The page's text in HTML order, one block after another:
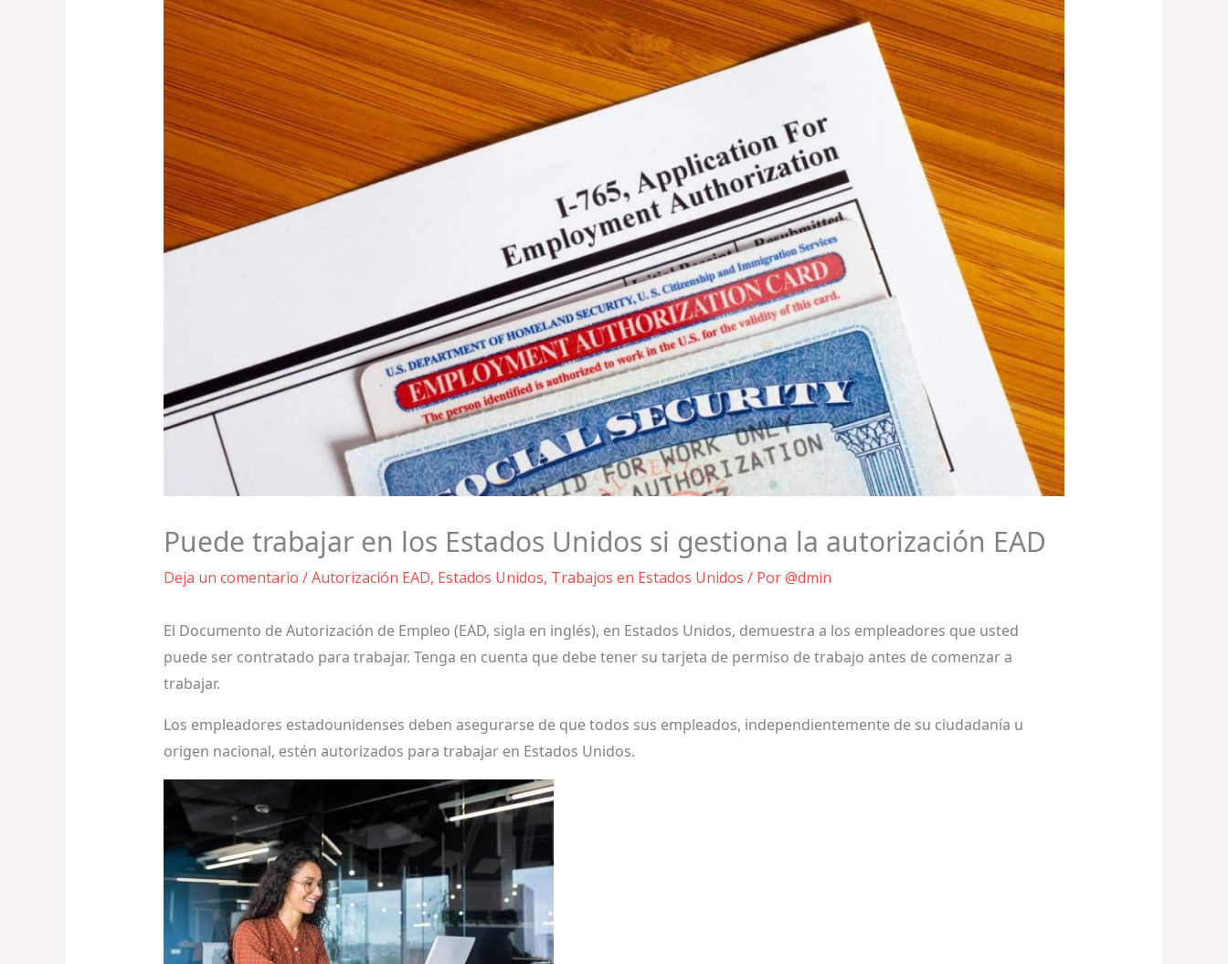
Puede trabajar en los Estados Unidos si gestiona la autorización EAD
Deja un comentario /Autorización EAD, Estados Unidos, Trabajos en Estados Unidos / Por@dmin
El Documento de Autorización de Empleo (EAD, sigla en inglés), en Estados Unidos, demuestra a los empleadores que usted
puede ser contratado para trabajar. Tenga en cuenta que debe tener su tarjeta de permiso de trabajo antes de comenzar a
trabajar.
Los empleadores estadounidenses deben asegurarse de que todos sus empleados, independientemente de su ciudadanía u
origen nacional, estén autorizados para trabajar en Estados Unidos.